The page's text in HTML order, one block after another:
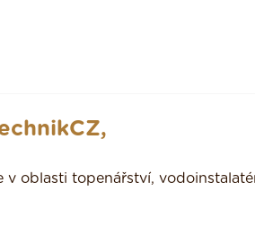
v oblasti topenářství,